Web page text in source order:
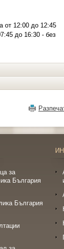
от 12:00 до 12:45
до 16:30 - без
за
България
България